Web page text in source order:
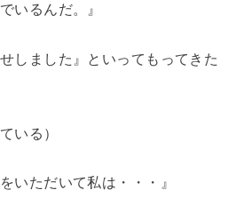
いるんだ。』
しました』といってもってきた
いる）
いただいて私は・・・』